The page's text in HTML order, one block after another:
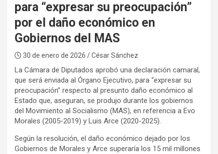
para “expresar su preocupación”
por el daño económico en
Gobiernos del MAS
30 de enero de 2026 / César Sánchez
La Cámara de Diputados aprobó una declaración camaral,
que será enviada al Órgano Ejecutivo, para “expresar su
preocupación” respecto al presunto daño económico al
Estado que, aseguran, se produjo durante los gobiernos
del Movimiento al Socialismo (MAS), en referencia a Evo
Morales (2005-2019) y Luis Arce (2020-2025).
Según la resolución, el daño económico dejado por los
Gobiernos de Morales y Arce superaría los 15 mil millones